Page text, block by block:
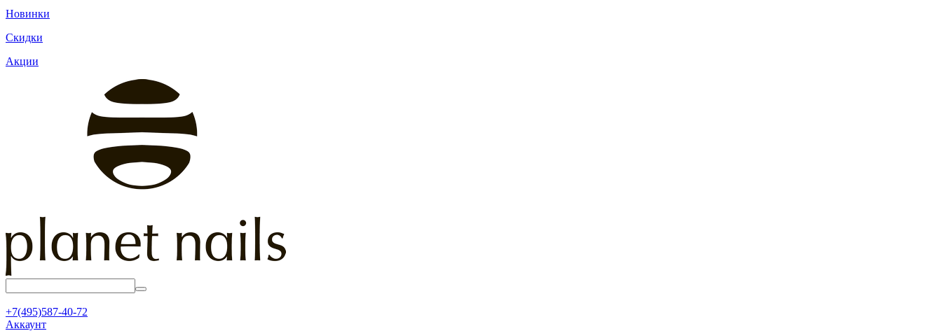
Новинки
Скидки
Акции
+7(495)587-40-72
Аккаунт